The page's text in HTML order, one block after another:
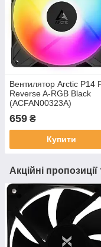
Вентилятор Arctic P14
Reverse A-RGB Black
(ACFAN00323A)
659 ₴
Купити
Акційні